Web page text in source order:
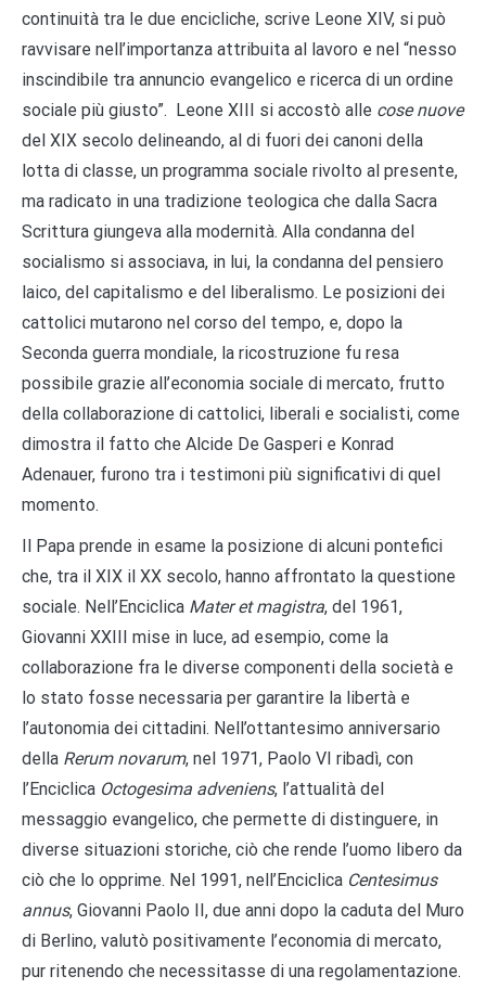
continuità tra le due encicliche, scrive Leone XIV, si può
ravvisare nell’importanza attribuita al lavoro e nel “nesso
inscindibile tra annuncio evangelico e ricerca di un ordine
sociale più giusto”. Leone XIII si accostò alle cose nuove
del XIX secolo delineando, al di fuori dei canoni della
lotta di classe, un programma sociale rivolto al presente,
ma radicato in una tradizione teologica che dalla Sacra
Scrittura giungeva alla modernità. Alla condanna del
socialismo si associava, in lui, la condanna del pensiero
laico, del capitalismo e del liberalismo. Le posizioni dei
cattolici mutarono nel corso del tempo, e, dopo la
Seconda guerra mondiale, la ricostruzione fu resa
possibile grazie all’economia sociale di mercato, frutto
della collaborazione di cattolici, liberali e socialisti, come
dimostra il fatto che Alcide De Gasperi e Konrad
Adenauer, furono tra i testimoni più significativi di quel
momento.
Il Papa prende in esame la posizione di alcuni pontefici
che, tra il XIX il XX secolo, hanno affrontato la questione
sociale. Nell’Enciclica Mater et magistra, del 1961,
Giovanni XXIII mise in luce, ad esempio, come la
collaborazione fra le diverse componenti della società e
lo stato fosse necessaria per garantire la libertà e
l’autonomia dei cittadini. Nell’ottantesimo anniversario
della Rerum novarum, nel 1971, Paolo VI ribadì, con
l’Enciclica Octogesima adveniens, l’attualità del
messaggio evangelico, che permette di distinguere, in
diverse situazioni storiche, ciò che rende l’uomo libero da
ciò che lo opprime. Nel 1991, nell’Enciclica Centesimus
annus, Giovanni Paolo II, due anni dopo la caduta del Muro
di Berlino, valutò positivamente l’economia di mercato,
pur ritenendo che necessitasse di una regolamentazione.